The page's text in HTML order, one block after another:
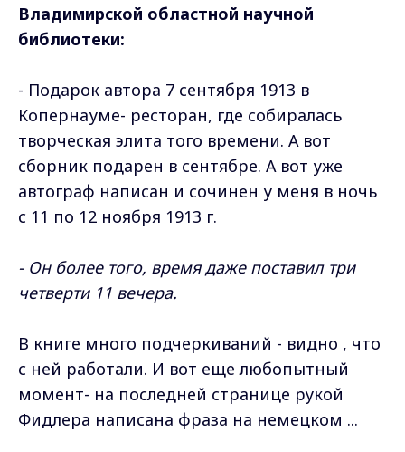
Владимирской областной научной
библиотеки:
- Подарок автора 7 сентября 1913 в
Копернауме- ресторан, где собиралась
творческая элита того времени. А вот
сборник подарен в сентябре. А вот уже
автограф написан и сочинен у меня в ночь
с 11 по 12 ноября 1913 г.
- Он более того, время даже поставил три
четверти 11 вечера.
В книге много подчеркиваний - видно , что
с ней работали. И вот еще любопытный
момент- на последней странице рукой
Фидлера написана фраза на немецком ...